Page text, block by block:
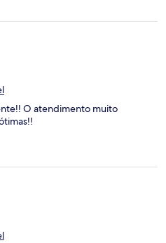
O atendimento muito